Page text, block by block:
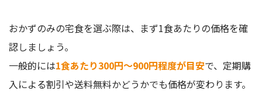
おかずのみの宅食を選ぶ際は、まず1食あたりの価格を確
認しましょう。
一般的には1食あたり300円〜900円程度が目安で、定期購
入による割引や送料無料かどうかでも価格が変わります。